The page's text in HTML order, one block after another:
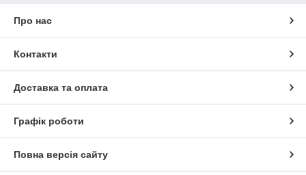
Про нас
Контакти
Доставка та оплата
Графік роботи
Повна версія сайту